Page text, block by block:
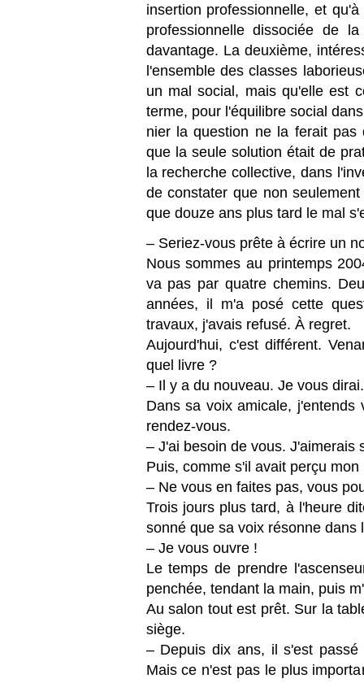
insertion professionnelle, et
professionnelle dissociée de
davantage. La deuxième,
l'ensemble des classes
un mal social, mais qu'elle est
terme, pour l'équilibre social
nier la question ne la ferait pas
que la seule solution était de
la recherche collective, dans
de constater que non
que douze ans plus tard le mal
– Seriez-vous prête à écrire un
Nous sommes au printemps
va pas par quatre chemins.
années, il m'a posé cette
travaux, j'avais refusé. À regret.
Aujourd'hui, c'est différent.
quel livre ?
– Il y a du nouveau. Je vous
Dans sa voix amicale, j'entends
rendez-vous.
– J'ai besoin de vous. J'aimerais
Puis, comme s'il avait perçu mon
– Ne vous en faites pas, vous
Trois jours plus tard, à l'heure
sonné que sa voix résonne dans
– Je vous ouvre !
Le temps de prendre
penchée, tendant la main, puis
Au salon tout est prêt. Sur la
siège.
– Depuis dix ans, il s'est
Mais ce n'est pas le plus